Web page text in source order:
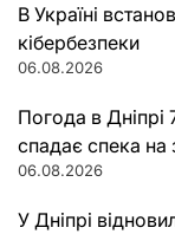
В Україні
кібербезпеки
06.08.2026
Погода в Дніпрі
спадає спека на
06.08.2026
У Дніпрі